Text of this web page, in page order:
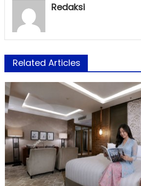
Redaksi
Related Articles